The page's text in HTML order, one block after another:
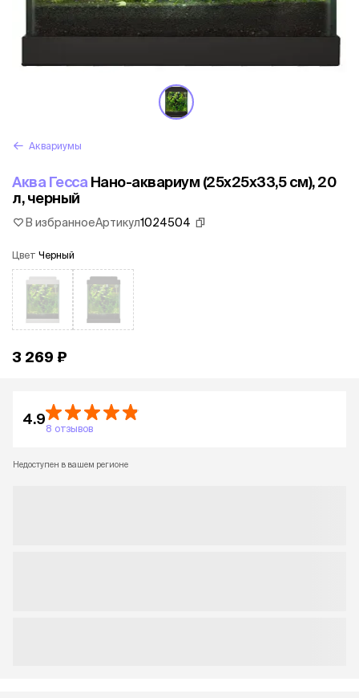
Аквариумы
Аква Гесса Нано-аквариум (25x25x33,5 cм), 20
л, черный
В избранноеАртикул1024504
Цвет Черный
3 269 ₽
4.9
8 отзывов
Недоступен в вашем регионе